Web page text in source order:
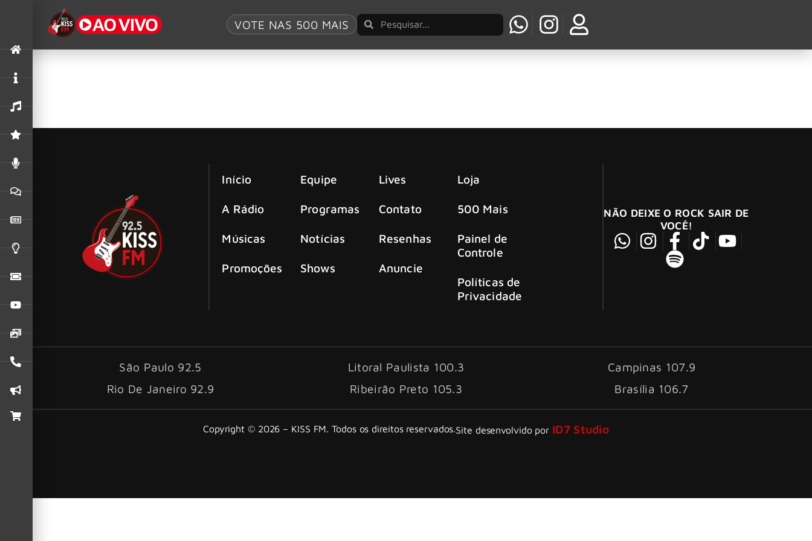
VOTE NAS 500 MAIS
Tag:TUBBZ
Início
A Rádio
Músicas
Promoções
Equipe
Programas
Notícias
Shows
Lives
Contato
Resenhas
Anuncie
Loja
500 Mais
Painel de
Controle
Políticas de
Privacidade
NÃO DEIXE O ROCK SAIR DE
VOCÊ!
São Paulo 92.5 Litoral Paulista 100.3
Campinas 107.9
Rio De Janeiro 92.9
Ribeirão Preto 105.3 Brasília 106.7
Copyright © 2026 – KISS FM. Todos os direitos reservados.Site desenvolvido por ID7 Studio